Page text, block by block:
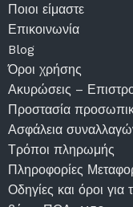
Ποιοι είμαστε
Επικοινωνία
Blog
Όροι χρήσης
Ακυρώσεις –
Προστασία
Ασφάλεια
Τρόποι πληρωμής
Πληροφορίες
Οδηγίες και όροι για